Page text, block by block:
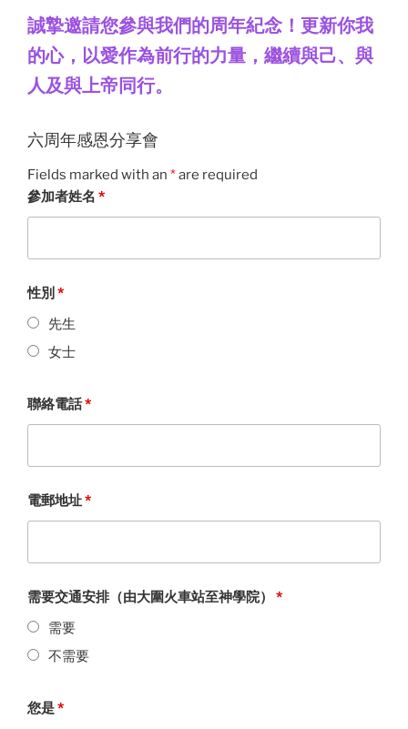
誠摯邀請您參與我們的周年紀念！更新你我
的心，以愛作為前行的力量，繼續與己、與
人及與上帝同行。
六周年感恩分享會
Fields marked with an *are required
參加者姓名 *
性別 *
先生
女士
聯絡電話*
電郵地址*
需要交通安排（由大圍火車站至神學院） *
需要
不需要
您是*